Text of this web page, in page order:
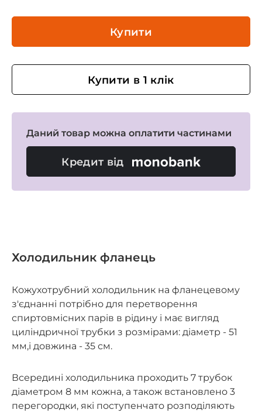
Купити
Купити в 1 клік
Даний товар можна оплатити частинами
Кредит від
Холодильник фланець
Кожухотрубний холодильник на фланецевому
з'єднанні потрібно для перетворення
спиртовмісних парів в рідину і має вигляд
циліндричної трубки з розмірами: діаметр - 51
мм,і довжина - 35 см.
Всередині холодильника проходить 7 трубок
діаметром 8 мм кожна, а також встановлено 3
перегородки, які поступенчато розподіляють